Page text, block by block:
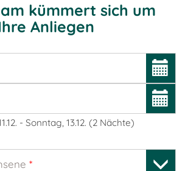
kümmert sich um
Anliegen
- Sonntag, 13.12. (2 Nächte)
*